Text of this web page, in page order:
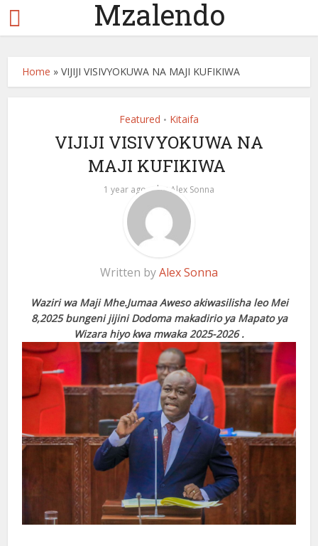
Mzalendo
Home »VIJIJI VISIVYOKUWA NA MAJI KUFIKIWA
Featured • Kitaifa
VIJIJI VISIVYOKUWA NA
MAJI KUFIKIWA
1 year ago byAlex Sonna
Written byAlex Sonna
Waziri wa Maji Mhe.Jumaa Aweso akiwasilisha leo Mei
8,2025 bungeni jijini Dodoma makadirio ya Mapato ya
Wizara hiyo kwa mwaka 2025-2026 .